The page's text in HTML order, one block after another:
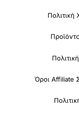
Όροι Affiliate